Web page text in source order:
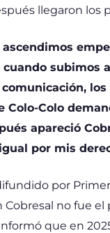
llegaron los
ascendimos
subimos
los
Colo-Colo
apareció
por mis
por
Cobresal no fue el
que en